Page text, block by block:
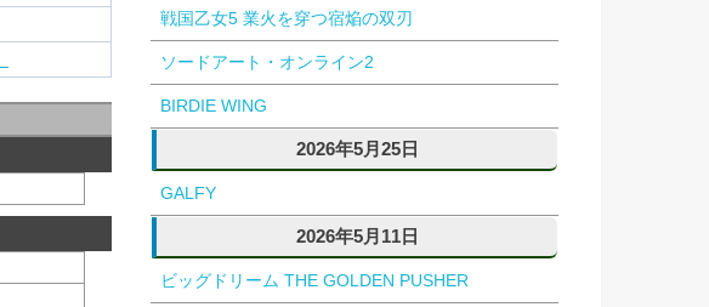
戦国乙女5 業火を穿つ宿焔の双刃
ソードアート・オンライン2
BIRDIE WING
2026年5月25日
GALFY
2026年5月11日
ビッグドリーム THE GOLDEN PUSHER